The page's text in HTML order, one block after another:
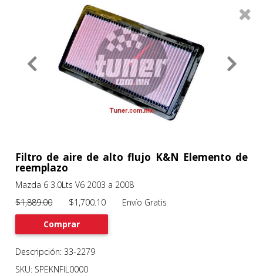
About
Services
Productos Filtros 0
Previous
Filtro de aire de alto flujo K&N Elemento de
reemplazo
Mazda 6 3.0Lts V6 2003 a 2008
$1,889.00$1,700.10 Envío Gratis
Comprar
Descripción: 33-2279
SKU: SPEKNFIL0000